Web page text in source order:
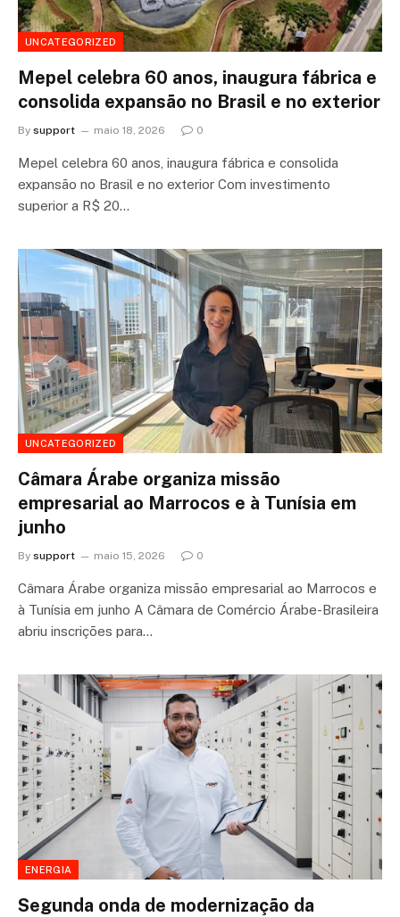
UNCATEGORIZED
Mepel celebra 60 anos, inaugura fábrica e
consolida expansão no Brasil e no exterior
By support maio 18, 2026 0
Mepel celebra 60 anos, inaugura fábrica e consolida
expansão no Brasil e no exterior Com investimento
superior a R$ 20…
UNCATEGORIZED
Câmara Árabe organiza missão
empresarial ao Marrocos e à Tunísia em
junho
By support maio 15, 2026 0
Câmara Árabe organiza missão empresarial ao Marrocos e
à Tunísia em junho A Câmara de Comércio Árabe-Brasileira
abriu inscrições para…
ENERGIA
Segunda onda de modernização da